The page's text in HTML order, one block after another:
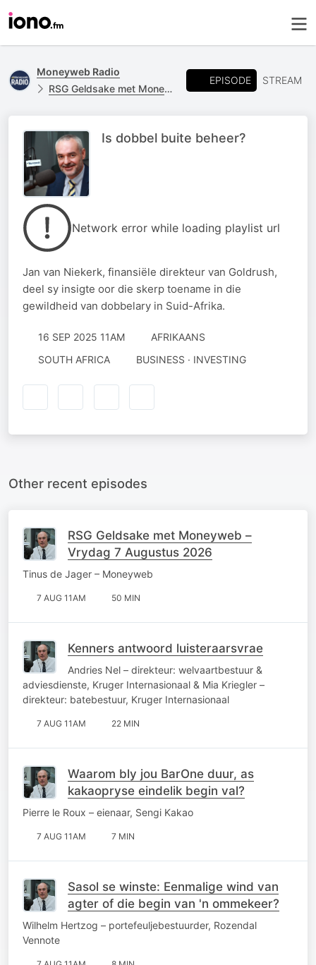
Moneyweb Radio
RSG Geldsake met Moneyweb
EPISODE STREAM
Is dobbel buite beheer?
Network error while loading playlist url
Jan van Niekerk, finansiële direkteur van Goldrush,
deel sy insigte oor die skerp toename in die
gewildheid van dobbelary in Suid-Afrika.
16 SEP 2025 11AM
AFRIKAANS
SOUTH AFRICA
BUSINESS · INVESTING
Other recent episodes
RSG Geldsake met Moneyweb –
Vrydag 7 Augustus 2026
Tinus de Jager – Moneyweb
7 AUG 11AM 50 MIN
Kenners antwoord luisteraarsvrae
Andries Nel – direkteur: welvaartbestuur &
adviesdienste, Kruger Internasionaal & Mia Kriegler –
direkteur: batebestuur, Kruger Internasionaal
7 AUG 11AM 22 MIN
Waarom bly jou BarOne duur, as
kakaopryse eindelik begin val?
Pierre le Roux – eienaar, Sengi Kakao
7 AUG 11AM 7 MIN
Sasol se winste: Eenmalige wind van
agter of die begin van 'n ommekeer?
Wilhelm Hertzog – portefeuljebestuurder, Rozendal
Vennote